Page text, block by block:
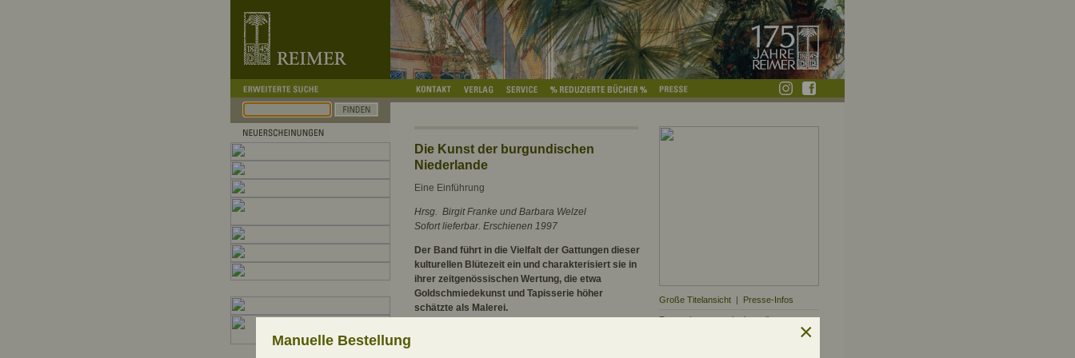
Manuelle Bestellung
Große Titelansicht | Presse-Infos
Rezensionsexemplar bestellen »
Die Kunst der burgundischen
Niederlande
Eine Einführung
Hrsg. Birgit Franke und Barbara Welzel
Sofort lieferbar. Erschienen 1997
Der Band führt in die Vielfalt der Gattungen dieser
kulturellen Blütezeit ein und charakterisiert sie in
ihrer zeitgenössischen Wertung, die etwa
Goldschmiedekunst und Tapisserie höher
schätzte als Malerei.